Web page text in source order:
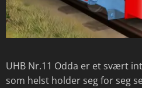
UHB Nr.11 Odda er et svært
som helst holder seg for seg